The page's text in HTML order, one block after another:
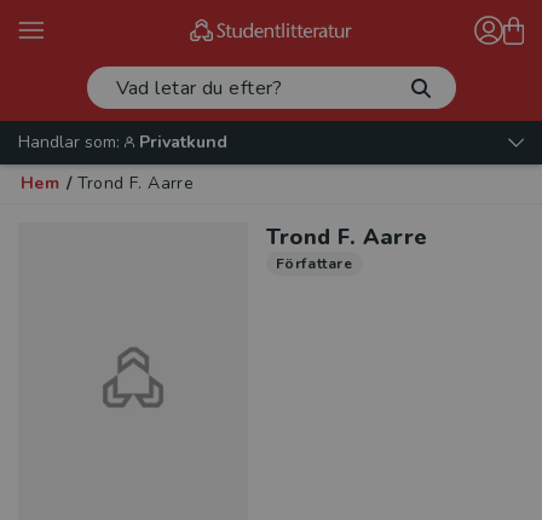
Handlar som:
Privatkund
Hem / Trond F. Aarre
Trond F. Aarre
Författare